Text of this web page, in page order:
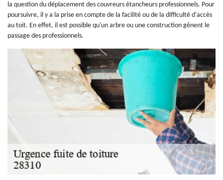
la question du déplacement des couvreurs étancheurs professionnels. Pour
poursuivre, il y a la prise en compte de la facilité ou de la difficulté d'accès
au toit. En effet, il est possible qu'un arbre ou une construction gênent le
passage des professionnels.